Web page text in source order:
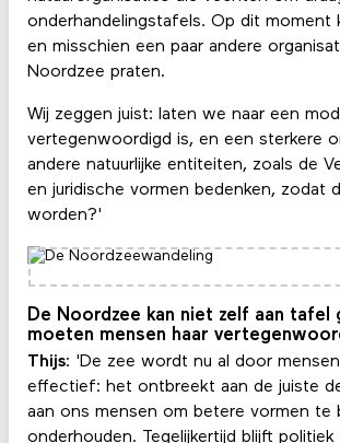
onderhandelingstafels. Op dit moment
en misschien een paar andere
Noordzee praten.
Wij zeggen juist: laten we naar een
vertegenwoordigd is, en een sterkere
andere natuurlijke entiteiten, zoals de
en juridische vormen bedenken, zodat
worden?'
De Noordzee kan niet zelf aan tafel
moeten mensen haar
Thijs: 'De zee wordt nu al door
effectief: het ontbreekt aan de juiste
aan ons mensen om betere vormen
onderhouden. Tegelijkertijd blijft